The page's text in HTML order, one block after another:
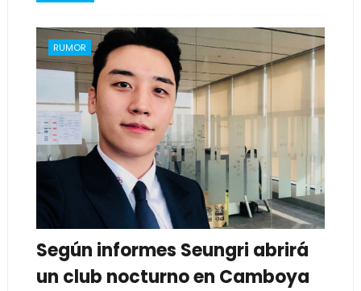
RUMOR
Según informes Seungri abrirá
un club nocturno en Camboya